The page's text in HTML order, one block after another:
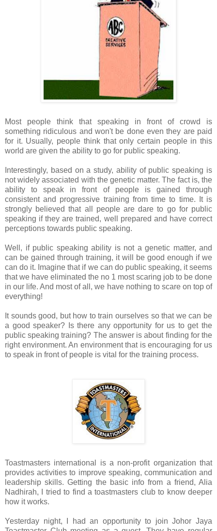
Most people think that speaking in front of crowd is
something ridiculous and won't be done even they are paid
for it. Usually, people think that only certain people in this
world are given the ability to go for public speaking.
Interestingly, based on a study, ability of public speaking is
not widely associated with the genetic matter. The fact is, the
ability to speak in front of people is gained through
consistent and progressive training from time to time. It is
strongly believed that all people are dare to go for public
speaking if they are trained, well prepared and have correct
perceptions towards public speaking.
Well, if public speaking ability is not a genetic matter, and
can be gained through training, it will be good enough if we
can do it. Imagine that if we can do public speaking, it seems
that we have eliminated the no 1 most scaring job to be done
in our life. And most of all, we have nothing to scare on top of
everything!
It sounds good, but how to train ourselves so that we can be
a good speaker? Is there any opportunity for us to get the
public speaking training? The answer is about finding for the
right environment. An environment that is encouraging for us
to speak in front of people is vital for the training process.
Toastmasters international is a non-profit organization that
provides activities to improve speaking, communication and
leadership skills. Getting the basic info from a friend, Alia
Nadhirah, I tried to find a toastmasters club to know deeper
how it works.
Yesterday night, I had an opportunity to join Johor Jaya